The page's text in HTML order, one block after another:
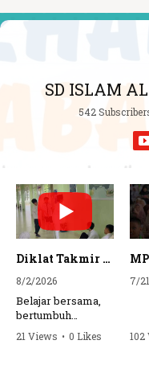
SD ISLAM
542
Diklat Takmir SDI Al Azhar 11 Surabaya
8/2/2026
Belajar bersama,
bertumbuh
bersama, dan siap
mengemban
21 Views • 0 Likes
7/
102